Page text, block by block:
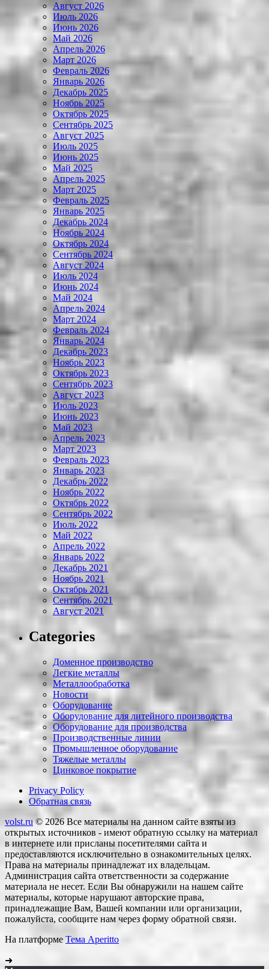
Август 2026
Июль 2026
Июнь 2026
Май 2026
Апрель 2026
Март 2026
Февраль 2026
Январь 2026
Декабрь 2025
Ноябрь 2025
Октябрь 2025
Сентябрь 2025
Август 2025
Июль 2025
Июнь 2025
Май 2025
Апрель 2025
Март 2025
Февраль 2025
Январь 2025
Декабрь 2024
Ноябрь 2024
Октябрь 2024
Сентябрь 2024
Август 2024
Июль 2024
Июнь 2024
Май 2024
Апрель 2024
Март 2024
Февраль 2024
Январь 2024
Декабрь 2023
Ноябрь 2023
Октябрь 2023
Сентябрь 2023
Август 2023
Июль 2023
Июнь 2023
Май 2023
Апрель 2023
Март 2023
Февраль 2023
Январь 2023
Декабрь 2022
Ноябрь 2022
Октябрь 2022
Сентябрь 2022
Июль 2022
Май 2022
Апрель 2022
Январь 2022
Декабрь 2021
Ноябрь 2021
Октябрь 2021
Сентябрь 2021
Август 2021
Categories
Доменное производство
Легкие металлы
Металлообработка
Новости
Оборудование
Оборудование для литейного производства
Оборудование для производства
Производственные линии
Промышленное оборудование
Тяжелые металлы
Цинковое покрытие
Privacy Policy
Обратная связь
volst.ru© 2026 Все материалы на данном сайте взяты из
открытых источников - имеют обратную ссылку на материал
в интернете или присланы посетителями сайта и
предоставляются исключительно в ознакомительных целях.
Права на материалы принадлежат их владельцам.
Администрация сайта ответственности за содержание
материала не несет. Если Вы обнаружили на нашем сайте
материалы, которые нарушают авторские права,
принадлежащие Вам, Вашей компании или организации,
пожалуйста, сообщите нам через форму обратной связи.
На платформе Тема Aperitto
➜